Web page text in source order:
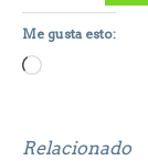
Me gusta esto:
Loading…
Relacionado